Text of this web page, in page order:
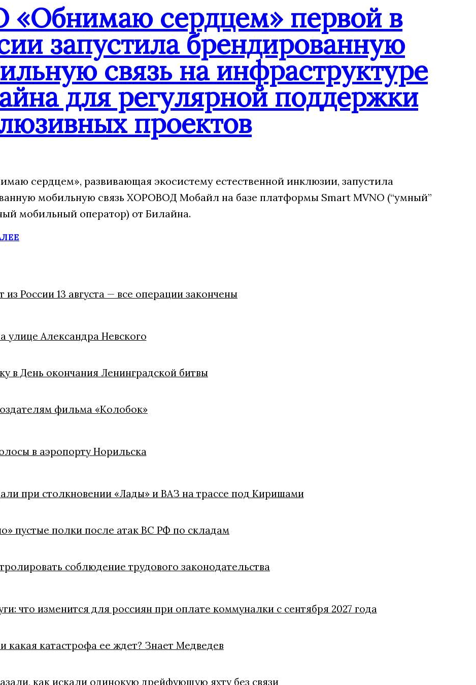
сердцем» первой в
запустила брендированную
связь на инфраструктуре
для регулярной поддержки
проектов
сердцем», развивающая экосистему естественной инклюзии, запустила
мобильную связь ХОРОВОД Мобайл на базе платформы Smart MVNO (“умный”
мобильный оператор) от Билайна.
России 13 августа — все операции закончены
улице Александра Невского
в День окончания Ленинградской битвы
фильма «Колобок»
в аэропорту Норильска
при столкновении «Лады» и ВАЗ на трассе под Киришами
пустые полки после атак ВС РФ по складам
соблюдение трудового законодательства
что изменится для россиян при оплате коммуналки с сентября 2027 года
какая катастрофа ее ждет? Знает Медведев
как искали одинокую дрейфующую яхту без связи